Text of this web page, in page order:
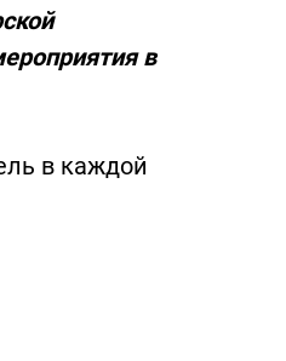
в
в каждой